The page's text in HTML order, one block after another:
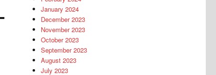
January 2024
December 2023
November 2023
October 2023
September 2023
August 2023
July 2023